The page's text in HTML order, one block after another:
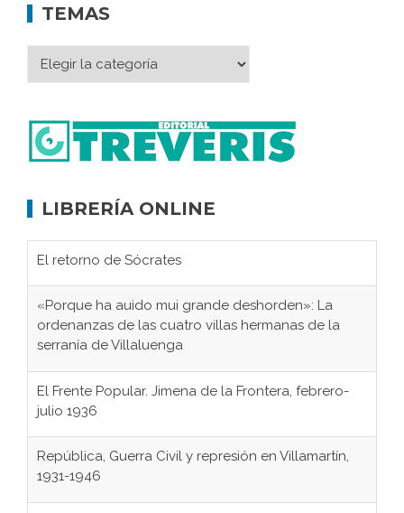
TEMAS
LIBRERÍA ONLINE
El retorno de Sócrates
«Porque ha auido mui grande deshorden»: La
ordenanzas de las cuatro villas hermanas de la
serranía de Villaluenga
El Frente Popular. Jimena de la Frontera, febrero-
julio 1936
República, Guerra Civil y represión en Villamartín,
1931-1946